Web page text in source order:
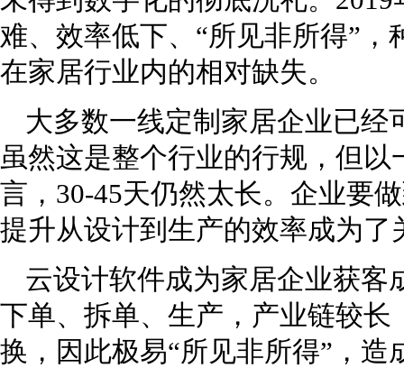
难、效率低下、“所见非所得”
在家居行业内的相对缺失。
大多数一线定制家居企业已经
虽然这是整个行业的行规，但以
言，30-45天仍然太长。企业要
提升从设计到生产的效率成为了
云设计软件成为家居企业获客
下单、拆单、生产，产业链较
换，因此极易“所见非所得”，